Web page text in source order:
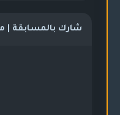
شارك بالمسابقة |